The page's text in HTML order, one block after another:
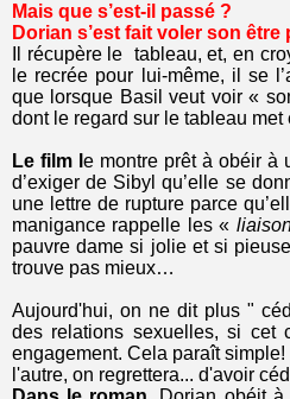
Mais que s’est-il passé ?
Dorian s’est fait voler son
Il récupère le tableau, et, en
le recrée pour lui-même, il se
que lorsque Basil veut voir «
dont le regard sur le tableau
Le film le montre prêt à obéir à
d’exiger de Sibyl qu’elle se
une lettre de rupture parce
manigance rappelle les «
pauvre dame si jolie et si
trouve pas mieux…
Aujourd'hui, on ne dit plus "
des relations sexuelles, si cet
engagement. Cela paraît
l'autre, on regrettera... d'avoir